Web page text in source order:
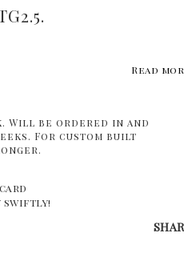
Read
Will be ordered in and
For custom built
swiftly!